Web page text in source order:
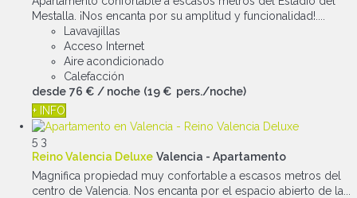
Mestalla. ¡Nos encanta por su amplitud y funcionalidad!....
Lavavajillas
Acceso Internet
Aire acondicionado
Calefacción
desde 76 € / noche (19 € pers./noche)
+ INFO
5 3
Reino Valencia Deluxe Valencia - Apartamento
Magnifica propiedad muy confortable a escasos metros del
centro de Valencia. Nos encanta por el espacio abierto de la...